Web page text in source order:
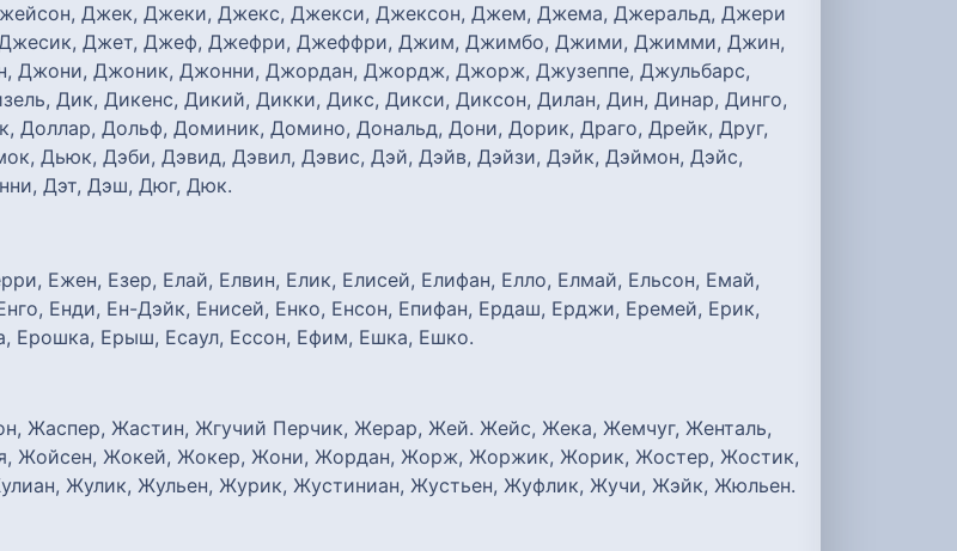
Джек, Джеки, Джекс, Джекси, Джексон, Джем, Джема, Джеральд, Джери
Джет, Джеф, Джефри, Джеффри, Джим, Джимбо, Джими, Джимми, Джин,
Джоник, Джонни, Джордан, Джордж, Джорж, Джузеппе, Джульбарс,
Дик, Дикенс, Дикий, Дикки, Дикс, Дикси, Диксон, Дилан, Дин, Динар, Динго,
Дольф, Доминик, Домино, Дональд, Дони, Дорик, Драго, Дрейк, Друг,
Дьюк, Дэби, Дэвид, Дэвил, Дэвис, Дэй, Дэйв, Дэйзи, Дэйк, Дэймон, Дэйс,
Дэт, Дэш, Дюг, Дюк.
Ежен, Езер, Елай, Елвин, Елик, Елисей, Елифан, Елло, Елмай, Ельсон, Емай,
Енди, Ен-Дэйк, Енисей, Енко, Енсон, Епифан, Ердаш, Ерджи, Еремей, Ерик,
Ерошка, Ерыш, Есаул, Ессон, Ефим, Ешка, Ешко.
Жаспер, Жастин, Жгучий Перчик, Жеpap, Жей. Жейс, Жека, Жемчуг, Женталь,
Жойсен, Жокей, Жокер, Жони, Жордан, Жорж, Жоржик, Жорик, Жостер, Жостик,
Жулик, Жульен, Журик, Жустиниан, Жустьен, Жуфлик, Жучи, Жэйк, Жюльен.